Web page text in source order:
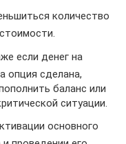
количество
если денег на
опция сделана,
баланс или
ситуации.
основного